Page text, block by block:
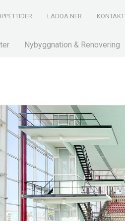
LADDA NER KONTAKT
Nybyggnation & Renovering